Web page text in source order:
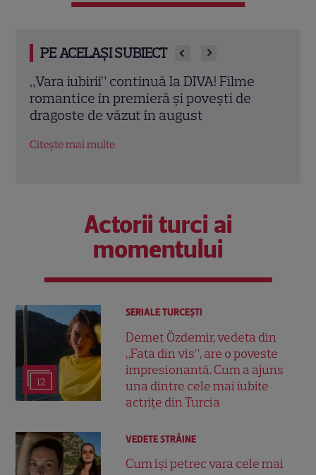
PE ACELAȘI SUBIECT
Eva Pavel a început filmările pentru noul
sezon „Apel la consilier”. Ce pregătește
la Kanal D
Citește mai multe
Actorii turci ai
momentului
12
SERIALE TURCEŞTI
Demet Özdemir, vedeta din
„Fata din vis”, are o poveste
impresionantă. Cum a ajuns
una dintre cele mai iubite
actrițe din Turcia
VEDETE STRĂINE
Cum își petrec vara cele mai